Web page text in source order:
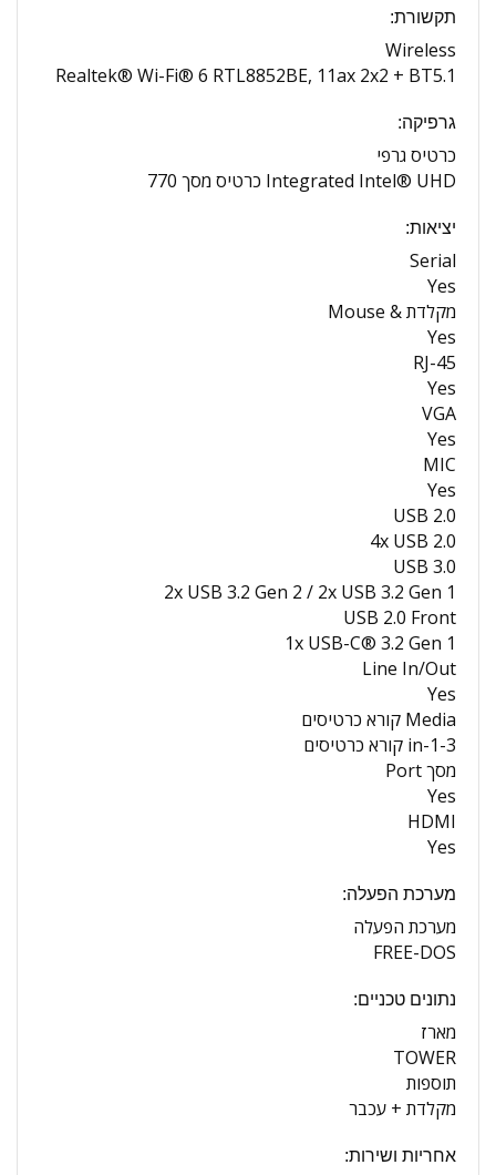
תקשורת:
Wireless
Realtek® Wi-Fi® 6 RTL8852BE, 11ax 2x2 + BT5.1
גרפיקה:
כרטיס גרפי
Integrated Intel® UHD כרטיס מסך 770
יציאות:
Serial
Yes
מקלדת & Mouse
Yes
RJ-45
Yes
VGA
Yes
MIC
Yes
USB 2.0
4x USB 2.0
USB 3.0
2x USB 3.2 Gen 2 / 2x USB 3.2 Gen 1
USB 2.0 Front
1x USB-C® 3.2 Gen 1
Line In/Out
Yes
Media קורא כרטיסים
3-in-1 קורא כרטיסים
מסך Port
Yes
HDMI
Yes
מערכת הפעלה:
מערכת הפעלה
FREE-DOS
נתונים טכניים:
מארז
TOWER
תוספות
מקלדת + עכבר
אחריות ושירות: